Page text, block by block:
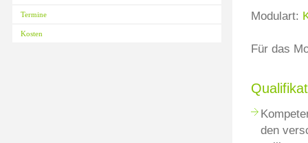
Termine
Kosten
Modulart:
Für das
den